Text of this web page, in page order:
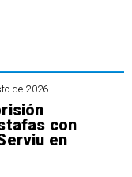
de 2026
con
en